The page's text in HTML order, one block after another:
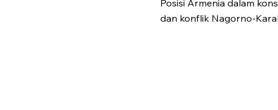
Posisi Armenia dalam
dan konflik Nagorno-